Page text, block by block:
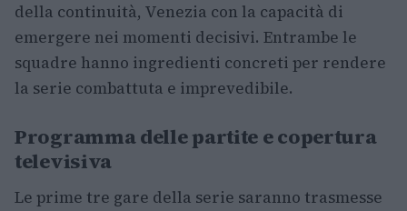
della continuità, Venezia con la capacità di
emergere nei momenti decisivi. Entrambe le
squadre hanno ingredienti concreti per rendere
la serie combattuta e imprevedibile.
Programma delle partite e copertura
televisiva
Le prime tre gare della serie saranno trasmesse